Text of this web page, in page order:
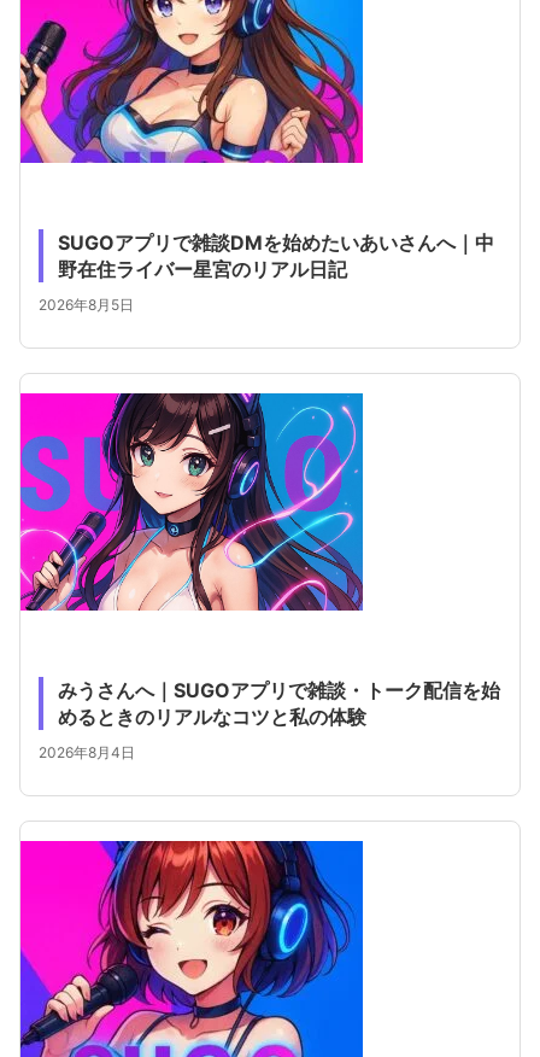
SUGOアプリで雑談DMを始めたいあいさんへ｜中
野在住ライバー星宮のリアル日記
2026年8月5日
みうさんへ｜SUGOアプリで雑談・トーク配信を始
めるときのリアルなコツと私の体験
2026年8月4日